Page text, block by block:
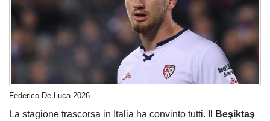
Federico De Luca 2026
La stagione trascorsa in Italia ha convinto tutti. Il
Beşiktaş